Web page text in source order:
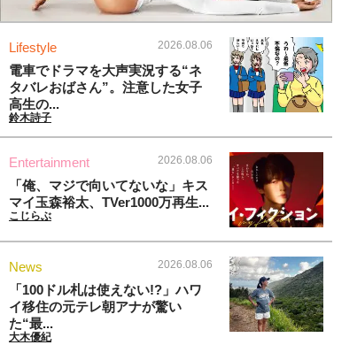
Lifestyle 2026.08.06
電車でドラマを大声実況する“ネ
タバレおばさん”。注意した女子
高生の...
鈴木詩子
Entertainment 2026.08.06
「俺、マジで向いてないな」キス
マイ玉森裕太、TVer1000万再生...
こじらぶ
News 2026.08.06
「100ドル札は使えない!?」ハワ
イ移住の元テレ朝アナが驚い
た“最...
大木優紀